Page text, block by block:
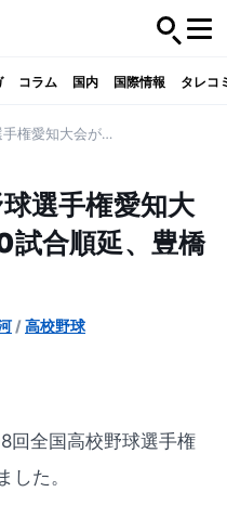
コラム 国内 国際情報 タレコ
第108回全国高校野球選手権愛知大会が開幕 雨天で10試合順延、豊橋中央は連覇へ決意
選手権愛知大
合順延、豊橋
/高校野球
回全国高校野球選手権
した。